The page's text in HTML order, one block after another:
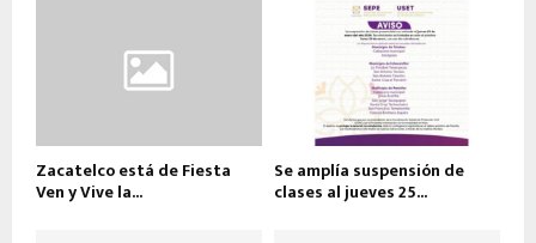
Zacatelco está de Fiesta
Ven y Vive la...
Se amplía suspensión de
clases al jueves 25...